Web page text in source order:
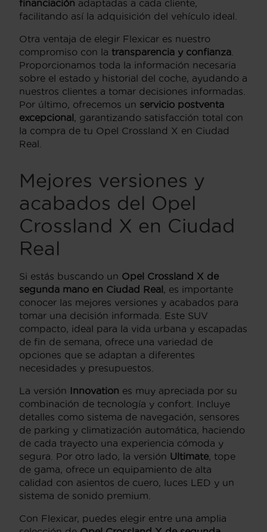
financiación adaptadas a cada cliente,
facilitando así la adquisición del vehículo ideal.
Otra ventaja de elegir Flexicar es nuestro
compromiso con la transparencia y confianza
Proporcionamos toda la información necesaria
sobre el estado y historial del coche, ayudando a
nuestros clientes a tomar decisiones informadas.
Por último, ofrecemos un servicio postventa
excepcional, garantizando satisfacción total con
la compra de tu Opel Crossland X en Ciudad
Real.
Mejores versiones y
acabados del Opel
Crossland X en Ciudad
Real
Si estás buscando un Opel Crossland X de
segunda mano en Ciudad Real, es importante
conocer las mejores versiones y acabados para
tomar una decisión informada. Este SUV
compacto, ideal para la vida urbana y escapadas
de fin de semana, ofrece una variedad de
opciones que se adaptan a diferentes
necesidades y presupuestos.
La versión Innovation es muy apreciada por su
combinación de tecnología y confort. Incluye
detalles como sistema de navegación, sensores
de parking y climatización automática, haciendo
de cada trayecto una experiencia cómoda y
segura. Por otro lado, la versión Ultimate, tope
de gama, ofrece un equipamiento de alta
calidad con asientos de cuero, luces LED y un
sistema de sonido premium.
Con Flexicar, puedes elegir entre una amplia